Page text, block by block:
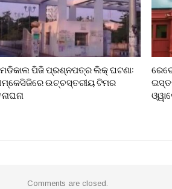
ପିଜି ପ୍ରଶ୍ନପତ୍ର ଲିକ୍ ଘଟଣା:
ଉଚ୍ଚସ୍ତରୀୟ ଟିମର
Comments are closed.